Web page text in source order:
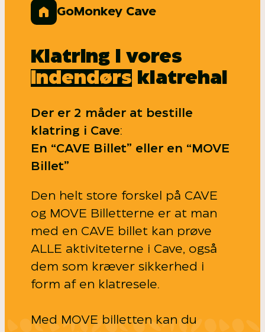
GoMonkey Cave
Klatring i vores
indendørs klatrehal
Der er 2 måder at bestille
klatring i Cave:
En “CAVE Billet” eller en “MOVE
Billet”
Den helt store forskel på CAVE
og MOVE Billetterne er at man
med en CAVE billet kan prøve
ALLE aktiviteterne i Cave, også
dem som kræver sikkerhed i
form af en klatresele.
Med MOVE billetten kan du